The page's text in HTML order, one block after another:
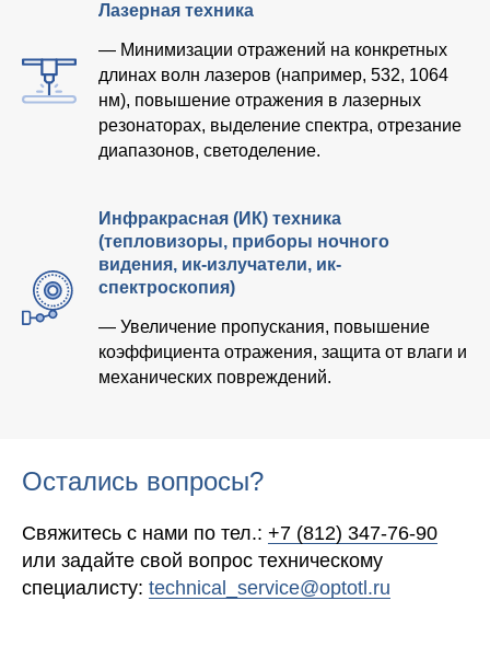
Лазерная техника
— Минимизации отражений на конкретных
длинах волн лазеров (например, 532, 1064
нм), повышение отражения в лазерных
резонаторах, выделение спектра, отрезание
диапазонов, светоделение.
Инфракрасная (ИК) техника
(тепловизоры, приборы ночного
видения, ик-излучатели, ик-
спектроскопия)
— Увеличение пропускания, повышение
коэффициента отражения, защита от влаги и
механических повреждений.
Остались вопросы?
Свяжитесь с нами по тел.: +7 (812) 347-76-90
или задайте свой вопрос техническому
специалисту: technical_service@optotl.ru